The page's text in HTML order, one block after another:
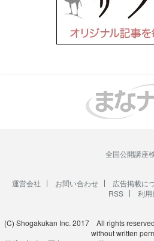
全国公開講座
運営会社 お問い合わせ 広告掲載に
RSS
利用
(C) Shogakukan Inc. 2017 All rights
without written